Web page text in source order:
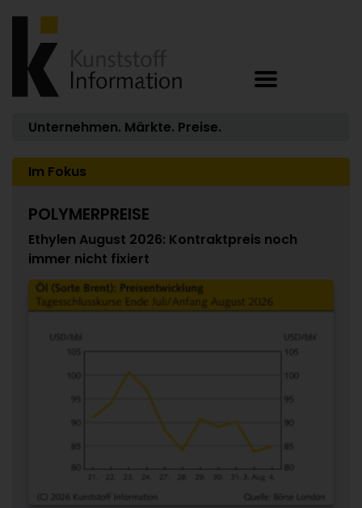
Unternehmen. Märkte. Preise.
Im Fokus
POLYMERPREISE
Ethylen August 2026: Kontraktpreis noch
immer nicht fixiert